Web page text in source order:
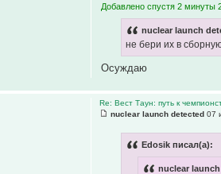
Добавлено спустя 2 минуты
nuclear launch
не бери их в
Осуждаю
Re: Вест Таун: путь к
nuclear launch detected 07
Edosik писал(а):
nuclear